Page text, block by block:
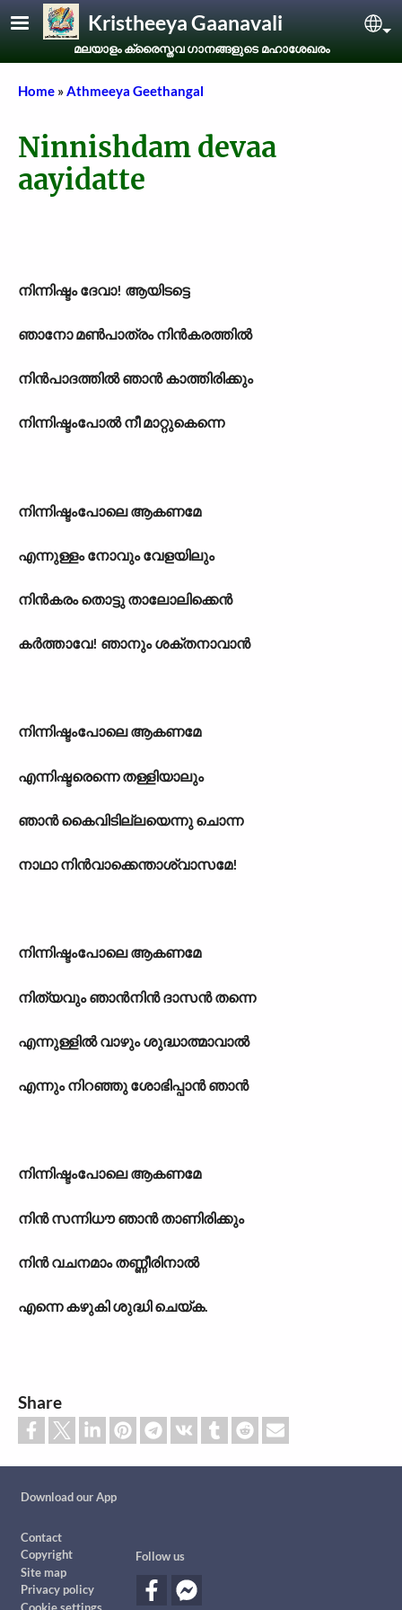
Skip to main contentKristheeya Gaanavali
മലയാളം ക്രൈസ്തവ ഗാനങ്ങളുടെ മഹാശേഖരം
Breadcrumb
Home Athmeeya Geethangal
Ninnishdam devaa
aayidatte
നിന്നിഷ്ടം ദേവാ! ആയിടട്ടെ
ഞാനോ മൺപാത്രം നിൻകരത്തിൽ
നിൻപാദത്തിൽ ഞാൻ കാത്തിരിക്കും
നിന്നിഷ്ടംപോൽ നീ മാറ്റുകെന്നെ
നിന്നിഷ്ടംപോലെ ആകണമേ
എന്നുള്ളം നോവും വേളയിലും
നിൻകരം തൊട്ടു താലോലിക്കെൻ
കർത്താവേ! ഞാനും ശക്തനാവാൻ
നിന്നിഷ്ടംപോലെ ആകണമേ
എന്നിഷ്ടരെന്നെ തള്ളിയാലും
ഞാൻ കൈവിടില്ലയെന്നു ചൊന്ന
നാഥാ നിൻവാക്കെന്താശ്വാസമേ!
നിന്നിഷ്ടംപോലെ ആകണമേ
നിത്യവും ഞാൻനിൻ ദാസൻ തന്നെ
എന്നുള്ളിൽ വാഴും ശുദ്ധാത്മാവാൽ
എന്നും നിറഞ്ഞു ശോഭിപ്പാൻ ഞാൻ
നിന്നിഷ്ടംപോലെ ആകണമേ
നിൻ സന്നിധൗ ഞാൻ താണിരിക്കും
നിൻ വചനമാം തണ്ണീരിനാൽ
എന്നെ കഴുകി ശുദ്ധി ചെയ്ക.
Share
Download our App
Contact
Copyright
Site map
Privacy policy
Follow us